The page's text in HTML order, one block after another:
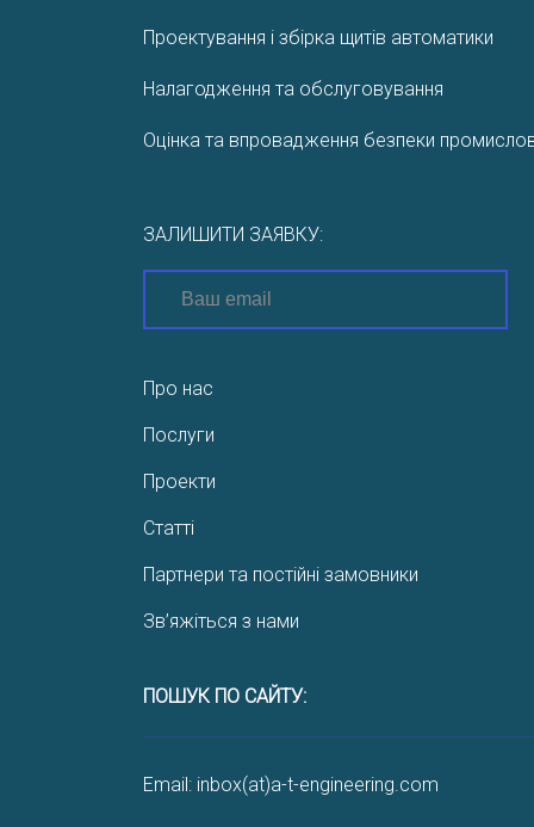
золотником. […]
Проектування і збірка щитів автоматики
Налагодження та обслуговування
Оцінка та впровадження безпеки
ЗАЛИШИТИ ЗАЯВКУ:
Про нас
Послуги
Проекти
Статті
Партнери та постійні замовники
Зв’яжіться з нами
ПОШУК ПО САЙТУ:
Email: inbox(at)a-t-engineering.com